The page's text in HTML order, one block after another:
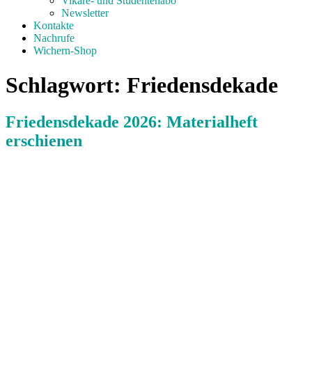
Newsletter
Kontakte
Nachrufe
Wichern-Shop
Schlagwort: Friedensdekade
Friedensdekade 2026: Materialheft
erschienen